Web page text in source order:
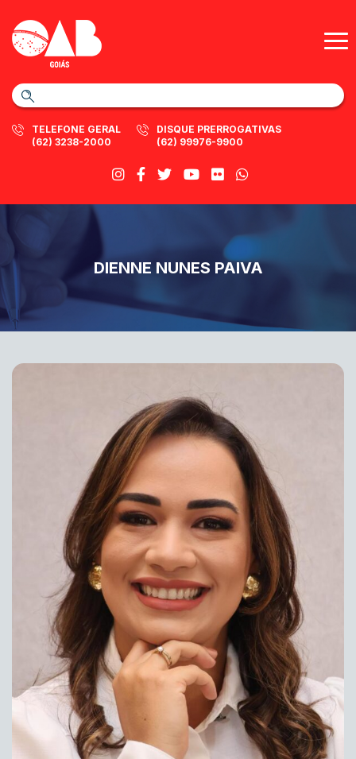
TELEFONE GERAL
(62) 3238-2000
DISQUE PRERROGATIVAS
(62) 99976-9900
DIENNE NUNES PAIVA